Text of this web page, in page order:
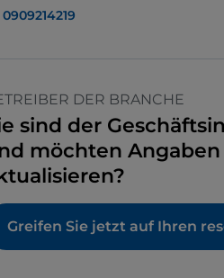
0909214219
DER BRANCHE
sind der
möchten Angaben